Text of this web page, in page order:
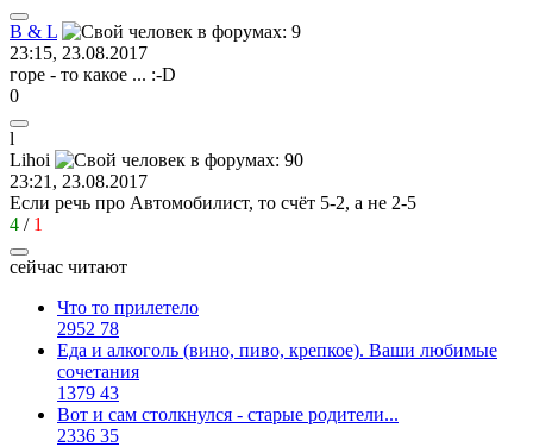
B & L
23:15, 23.08.2017
горе - то какое ... :-D
0
l
Lihoi
23:21, 23.08.2017
Если речь про Автомобилист, то счёт 5-2, а не 2-5
4 / 1
сейчас читают
Что то прилетело
2952 78
Еда и алкоголь (вино, пиво, крепкое). Ваши любимые
сочетания
1379 43
Вот и сам столкнулся - старые родители...
2336 35